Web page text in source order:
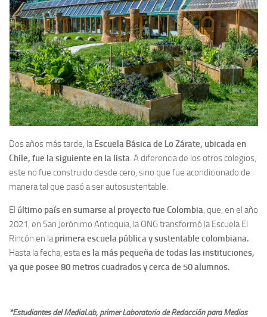
Dos años más tarde, la Escuela Básica de Lo Zárate, ubicada en
Chile, fue la siguiente en la lista. A diferencia de los otros colegios,
este no fue construido desde cero, sino que fue acondicionado de
manera tal que pasó a ser autosustentable.
El último país en sumarse al proyecto fue Colombia, que, en el año
2021, en San Jerónimo Antioquia, la ONG transformó la Escuela El
Rincón en laprimera escuela pública y sustentable colombiana.
Hasta la fecha, estaes la más pequeña de todas las instituciones,
ya que posee 80 metros cuadrados y cerca de 50 alumnos.
*Estudiantes del MediaLab, primer Laboratorio de Redacción para Medios